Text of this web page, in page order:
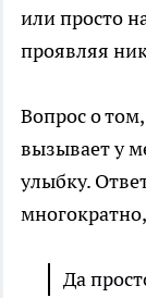
или просто
проявляя
Вопрос о
вызывает у
улыбку.
Да